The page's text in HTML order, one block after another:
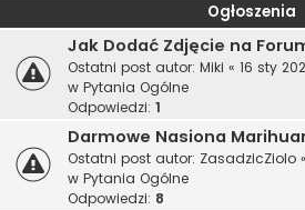
Ogłoszenia
Jak Dodać Zdjęcie na
Ostatni post autor: Miki « 16 sty
w Pytania Ogólne
Odpowiedzi: 1
Darmowe Nasiona
Ostatni post autor: ZasadzicZiolo «
w Pytania Ogólne
Odpowiedzi: 8